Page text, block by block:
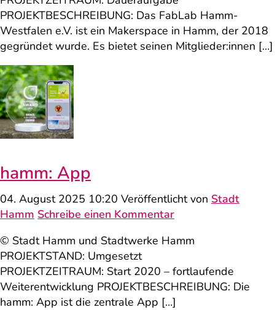
PROJEKTBESCHREIBUNG: Das FabLab Hamm-
Westfalen e.V. ist ein Makerspace in Hamm, der 2018
gegründet wurde. Es bietet seinen Mitglieder:innen […]
hamm: App
04. August 2025 10:20 Veröffentlicht von Stadt
Hamm Schreibe einen Kommentar
© Stadt Hamm und Stadtwerke Hamm
PROJEKTSTAND: Umgesetzt
PROJEKTZEITRAUM: Start 2020 – fortlaufende
Weiterentwicklung PROJEKTBESCHREIBUNG: Die
hamm: App ist die zentrale App […]